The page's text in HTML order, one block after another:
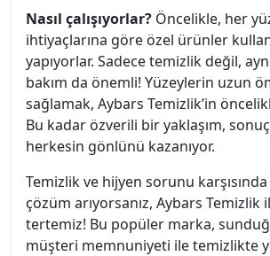
Nasıl çalışıyorlar? Öncelikle, her
ihtiyaçlarına göre özel ürünler
yapıyorlar. Sadece temizlik değil,
bakım da önemli! Yüzeylerin uzun
sağlamak, Aybars Temizlik’in
Bu kadar özverili bir yaklaşım,
herkesin gönlünü kazanıyor.
Temizlik ve hijyen sorunu
çözüm arıyorsanız, Aybars Temizlik
tertemiz! Bu popüler marka,
müşteri memnuniyeti ile temizlikte